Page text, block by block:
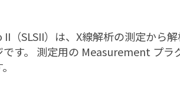
（SLSII）は、X線解析の測定から
す。 測定用の Measurement プラ